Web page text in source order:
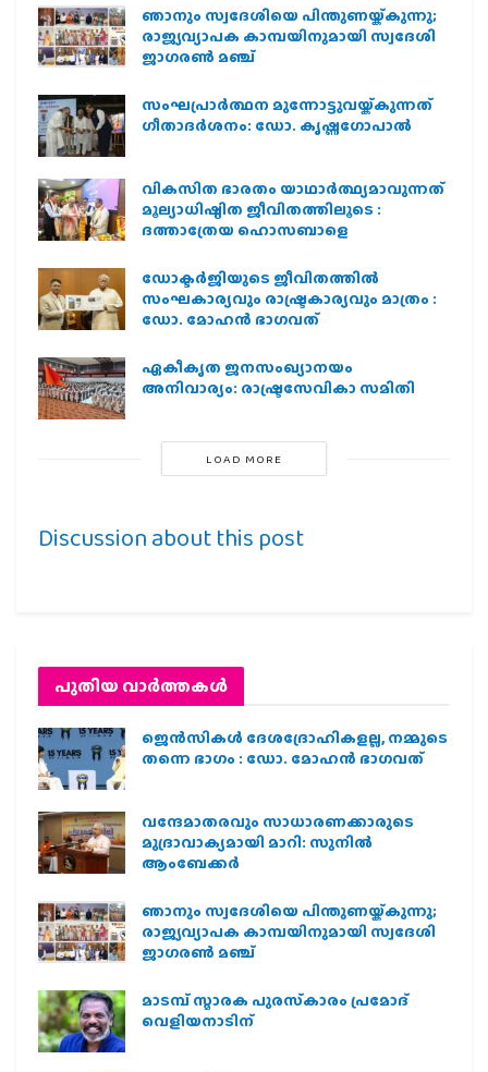
ഞാനും സ്വദേശിയെ പിന്തുണയ്ക്കുന്നു;
രാജ്യവ്യാപക കാമ്പയിനുമായി സ്വദേശി
ജാഗരണ്‍ മഞ്ച്
സംഘപ്രാര്‍ത്ഥന മുന്നോട്ടുവയ്ക്കുന്നത്
ഗീതാദര്‍ശനം: ഡോ. കൃഷ്ണഗോപാല്‍
വികസിത ഭാരതം യാഥാർത്ഥ്യമാവുന്നത്
മൂല്യാധിഷ്ഠിത ജീവിതത്തിലൂടെ :
ദത്താത്രേയ ഹൊസബാളെ
ഡോക്ടർജിയുടെ ജീവിതത്തിൽ
സംഘകാര്യവും രാഷ്ട്രകാര്യവും മാത്രം :
ഡോ. മോഹൻ ഭാഗവത്
ഏകീകൃത ജനസംഖ്യാനയം
അനിവാര്യം: രാഷ്ട്രസേവികാ സമിതി
LOAD MORE
Discussion about this post
പുതിയ വാര്‍ത്തകള്‍
ജെന്‍സികള്‍ ദേശദ്രോഹികളല്ല, നമ്മുടെ
തന്നെ ഭാഗം : ഡോ. മോഹന്‍ ഭാഗവത്
വന്ദേമാതരവും സാധാരണക്കാരുടെ
മുദ്രാവാക്യമായി മാറി: സുനിൽ
ആംബേക്കർ
ഞാനും സ്വദേശിയെ പിന്തുണയ്ക്കുന്നു;
രാജ്യവ്യാപക കാമ്പയിനുമായി സ്വദേശി
ജാഗരണ്‍ മഞ്ച്
മാടമ്പ് സ്മാരക പുരസ്‌കാരം പ്രമോദ്
വെളിയനാടിന്